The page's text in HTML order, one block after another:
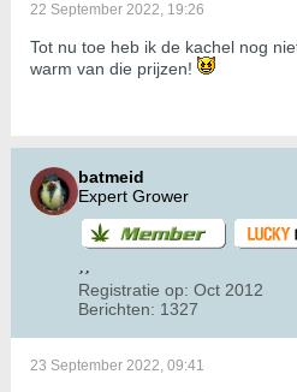
22 September 2022, 19:26
Tot nu toe heb ik de kachel nog
warm van die prijzen!
batmeid
Expert Grower
Registratie op: Oct 2012
Berichten: 1327
23 September 2022, 09:41